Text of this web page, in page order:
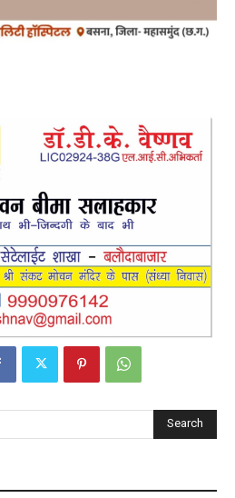
सामान्य बीमारियों से
तक का इलाज, 9 अगस्त
परामर्श
में जनरल मेडिसिन विशेषज्ञ डॉ. एस. कुमार देंगे
में रविवार, 9 अगस्त 2026...
कलेक्टर ने सुनी आमजनों की समस्याएं,
विभागों को त्वरित निराकरण के दिए निर्देश
हेमंत वैष्णव 9131614309
4, 2026
मातृ एवं शिशु मृत्यु दर में कमी लाने जिला